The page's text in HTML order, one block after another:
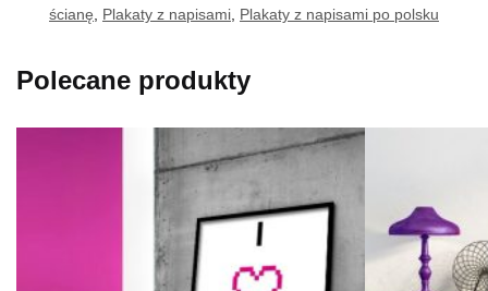
ścianę
Plakaty z napisami Plakaty z napisami po polsku
Polecane produkty